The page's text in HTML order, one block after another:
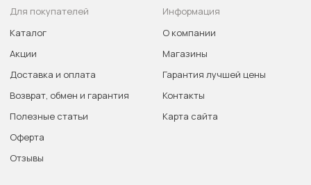
Для покупателей
Каталог
Акции
Доставка и оплата
Возврат, обмен и гарантия
Полезные статьи
Оферта
Отзывы
Информация
О компании
Магазины
Гарантия лучшей цены
Контакты
Карта сайта